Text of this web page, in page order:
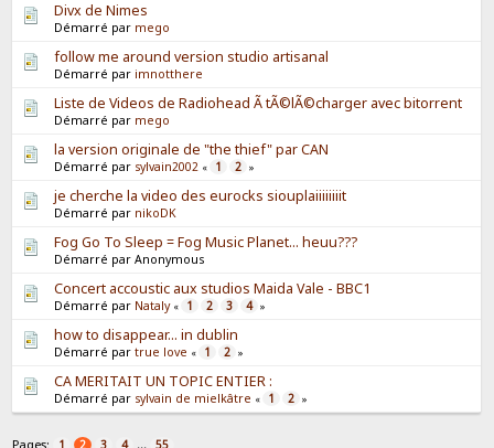
Divx de Nimes
Démarré par mego
follow me around version studio artisanal
Démarré par imnotthere
Liste de Videos de Radiohead Ã tÃ©lÃ©charger avec bitorrent
Démarré par mego
la version originale de "the thief" par CAN
Démarré par sylvain2002 « 1 2 »
je cherche la video des eurocks siouplaiiiiiiiit
Démarré par nikoDK
Fog Go To Sleep = Fog Music Planet... heuu???
Démarré par Anonymous
Concert accoustic aux studios Maida Vale - BBC1
Démarré par Nataly « 1 2 3 4 »
how to disappear... in dublin
Démarré partrue love « 1 2 »
CA MERITAIT UN TOPIC ENTIER :
Démarré par sylvain de mielkâtre « 1 2 »
Pages: 1 2 3 4 ... 55